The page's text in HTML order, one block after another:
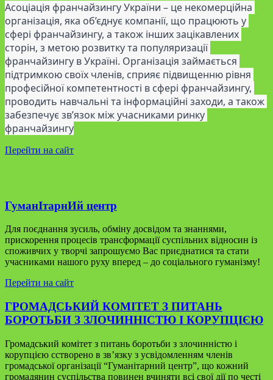
Асоціація франчайзингу України – це некомерційна
організація, яка об’єднує компанії, що працюють у
сфері франчайзингу, а також інших зацікавлених
сторін, з метою розвитку та популяризації
франчайзингу в Україні. Організація займається
підтримкою своїх членів, сприяє підвищенню рівня
професійної компетентності в сфері франчайзингу,
проводить навчальні та інформаційні заходи, а також
забезпечує зв’язок між учасниками ринку
франчайзингу
Перейти на сайт
ГуманІтарнИй центр
Для поєднання зусиль, обміну досвідом та знаннями,
прискорення процесів трансформації суспільних відносин із
споживчих у творчі запрошуємо Вас приєднатися та стати
учасниками нашого руху вперед – до соціального гуманізму!
Перейти на сайт
ГРОМАДСЬКИЙ КОМІТЕТ З ПИТАНЬ
БОРОТЬБИ З ЗЛОЧИННІСТЮ І КОРУПЦІЄЮ
Громадський комітет з питань боротьби з злочинністю і
корупцією сстворено в зв’язку з усвідомленням членів
громадської організації “Гуманітарний центр”, що кожний
громадянин суспільства повинен вчиняти всі свої дії по честі